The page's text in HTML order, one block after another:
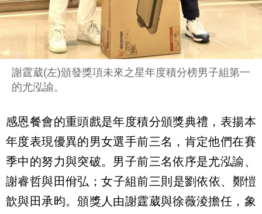
謝霆葳(左)頒發獎項未來之星年度積分榜男子組第一
的尤泓諭。
感恩餐會的重頭戲是年度積分頒獎典禮， 表揚本
年度表現優異的男女選手前三名， 肯定他們在賽
季中的努力與突破。男子前三名依序是尤泓諭、
謝睿哲與田佾弘；女子組前三則是劉依依、鄭愷
歆與田承昀。頒獎人由謝霆葳與徐薇淩擔任，象